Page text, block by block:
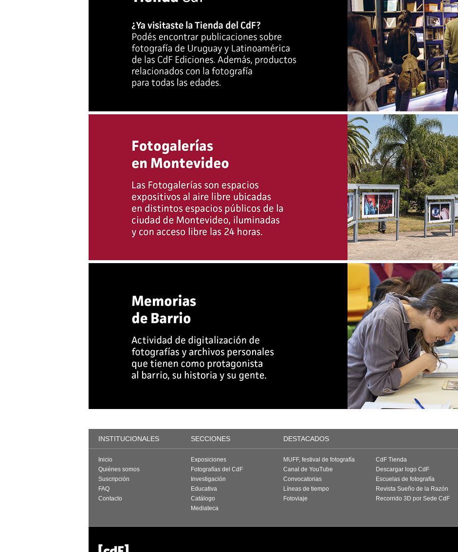
INSTITUCIONALES SECCIONES DESTACADOS
Inicio
Quiénes somos
Suscripción
FAQ
Contacto
Exposiciones
Fotografías del CdF
Investigación
Educativa
Catálogo
Mediateca
MUFF, festival de fotografía
Canal de YouTube
Convocatorias
Líneas de tiempo
Fotoviaje
CdF Tienda
Descargar logo CdF
Escuelas de fotografía
Revista Sueño de la Razón
Recorrido 3D por Sede CdF